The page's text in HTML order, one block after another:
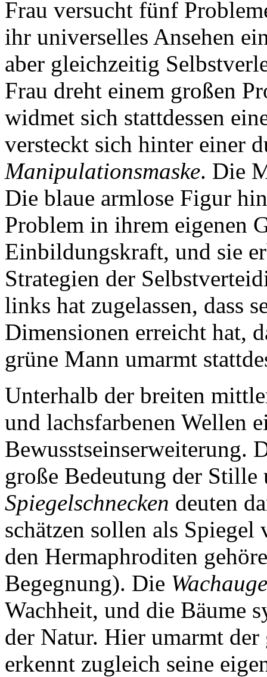
Frau versucht fünf
ihr universelles Ansehen
aber gleichzeitig
Frau dreht einem großen
widmet sich stattdessen
versteckt sich hinter einer
Manipulationsmaske. Die
Die blaue armlose Figur
Problem in ihrem eigenen
Einbildungskraft, und sie
Strategien der
links hat zugelassen, dass
Dimensionen erreicht hat,
grüne Mann umarmt
Unterhalb der breiten
und lachsfarbenen Wellen
Bewusstseinserweiterung.
große Bedeutung der
Spiegelschnecken deuten
schätzen sollen als Spiegel
den Hermaphroditen
Begegnung). Die
Wachheit, und die Bäume
der Natur. Hier umarmt
erkennt zugleich seine